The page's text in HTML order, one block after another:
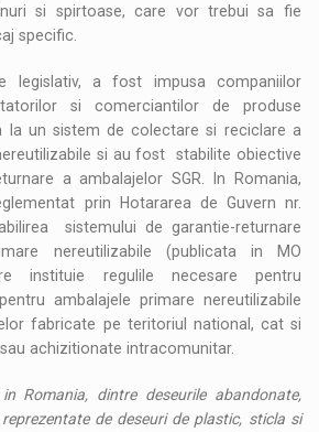
si spirtoase, care vor trebui sa fie
specific.
legislativ, a fost impusa companiilor
si comerciantilor de produse
la un sistem de colectare si reciclare a
si au fost stabilite obiective
a ambalajelor SGR. In Romania,
prin Hotararea de Guvern nr.
sistemului de garantie-returnare
nereutilizabile (publicata in MO
instituie regulile necesare pentru
ambalajele primare nereutilizabile
fabricate pe teritoriul national, cat si
achizitionate intracomunitar.
Romania, dintre deseurile abandonate,
de deseuri de plastic, sticla si